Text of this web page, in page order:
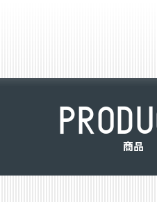
PRODU
商品